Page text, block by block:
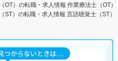
OT）の転職・求人情報 作業療法士（OT
ST）の転職・求人情報 言語聴覚士（ST）